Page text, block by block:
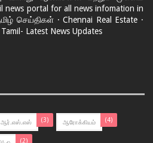
news portal for all news infomation in
செய்திகள் · Chennai Real Estate ·
Latest News Updates
ஆர்.எஸ்.எஸ் (3) ஆரோக்கியம் (4)
(2)